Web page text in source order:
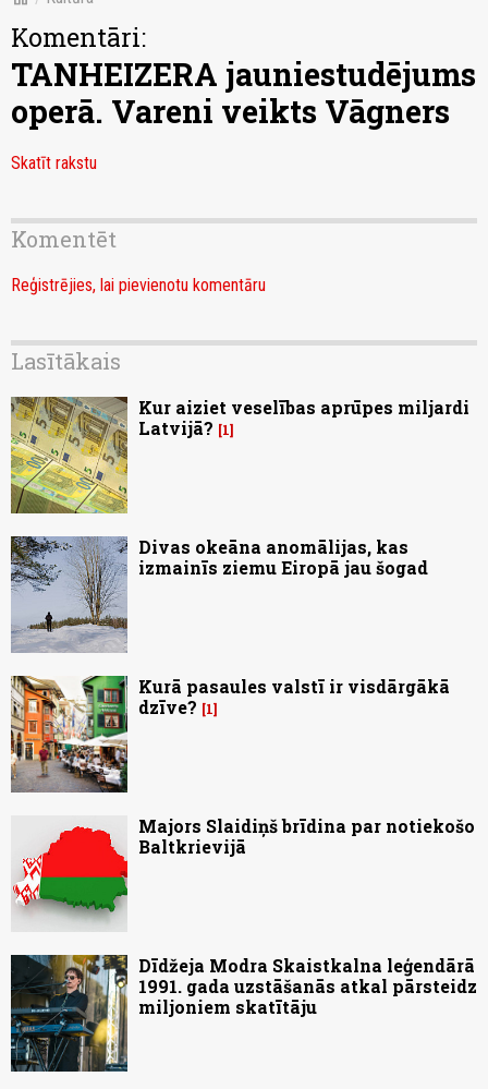
Komentāri:
TANHEIZERA jauniestudējums
operā. Vareni veikts Vāgners
Skatīt rakstu
Komentēt
Reģistrējies, lai pievienotu komentāru
Lasītākais
Kur aiziet veselības aprūpes miljardi
Latvijā?
1
Divas okeāna anomālijas, kas
izmainīs ziemu Eiropā jau šogad
Kurā pasaules valstī ir visdārgākā
dzīve?
1
Majors Slaidiņš brīdina par notiekošo
Baltkrievijā
Dīdžeja Modra Skaistkalna leģendārā
1991. gada uzstāšanās atkal pārsteidz
miljoniem skatītāju